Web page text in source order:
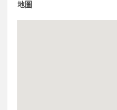
地圖